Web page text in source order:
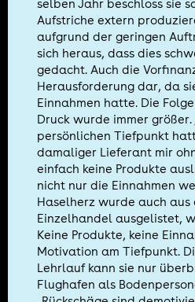
selben Jahr beschloss sie
Aufstriche extern
aufgrund der geringen
sich heraus, dass dies
gedacht. Auch die
Herausforderung dar, da
Einnahmen hatte. Die
Druck wurde immer größer.
persönlichen Tiefpunkt
damaliger Lieferant mir
einfach keine Produkte
nicht nur die Einnahmen
Haselherz wurde auch aus
Einzelhandel ausgelistet,
Keine Produkte, keine
Motivation am Tiefpunkt.
Lehrlauf kann sie nur
Flughafen als